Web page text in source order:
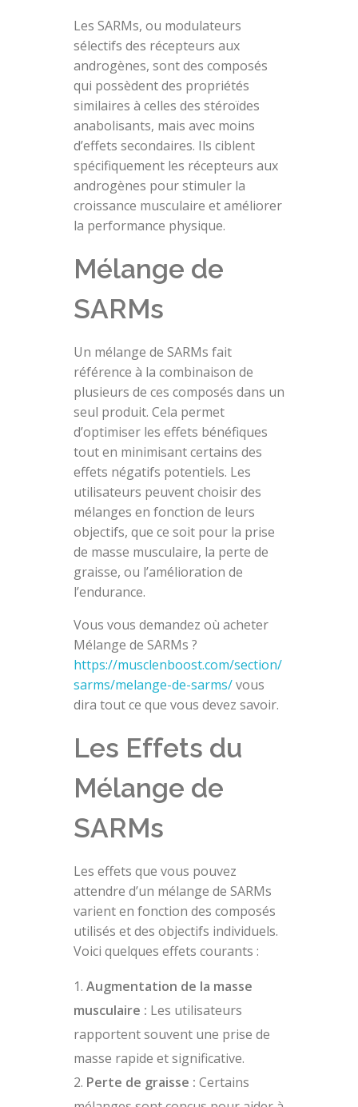
Les SARMs, ou modulateurs
sélectifs des récepteurs aux
androgènes, sont des composés
qui possèdent des propriétés
similaires à celles des stéroïdes
anabolisants, mais avec moins
d’effets secondaires. Ils ciblent
spécifiquement les récepteurs aux
androgènes pour stimuler la
croissance musculaire et améliorer
la performance physique.
Mélange de
SARMs
Un mélange de SARMs fait
référence à la combinaison de
plusieurs de ces composés dans un
seul produit. Cela permet
d’optimiser les effets bénéfiques
tout en minimisant certains des
effets négatifs potentiels. Les
utilisateurs peuvent choisir des
mélanges en fonction de leurs
objectifs, que ce soit pour la prise
de masse musculaire, la perte de
graisse, ou l’amélioration de
l’endurance.
Vous vous demandez où acheter
Mélange de SARMs ?
https://musclenboost.com/section/
sarms/melange-de-sarms/vous
dira tout ce que vous devez savoir.
Les Effets du
Mélange de
SARMs
Les effets que vous pouvez
attendre d’un mélange de SARMs
varient en fonction des composés
utilisés et des objectifs individuels.
Voici quelques effets courants :
Augmentation de la masse
musculaire : Les utilisateurs
rapportent souvent une prise de
masse rapide et significative.
Perte de graisse : Certains